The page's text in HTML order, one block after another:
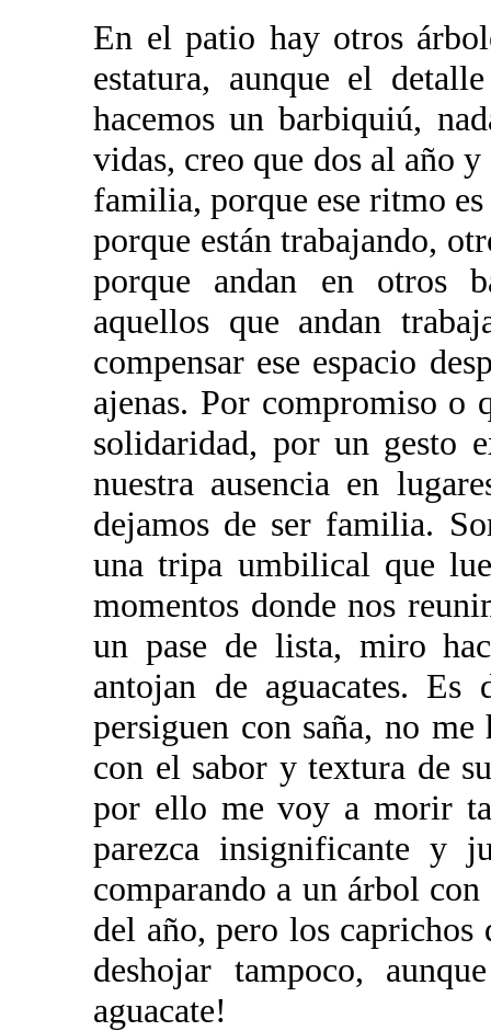
En el patio hay otros
estatura, aunque el
hacemos un barbiquiú,
vidas, creo que dos al año
familia, porque ese ritmo
porque están trabajando,
porque andan en otros
aquellos que andan
compensar ese espacio
ajenas. Por compromiso o
solidaridad, por un gesto
nuestra ausencia en
dejamos de ser familia.
una tripa umbilical que
momentos donde nos
un pase de lista, miro
antojan de aguacates. Es
persiguen con saña, no
con el sabor y textura de
por ello me voy a morir
parezca insignificante y
comparando a un árbol
del año, pero los
deshojar tampoco,
aguacate!